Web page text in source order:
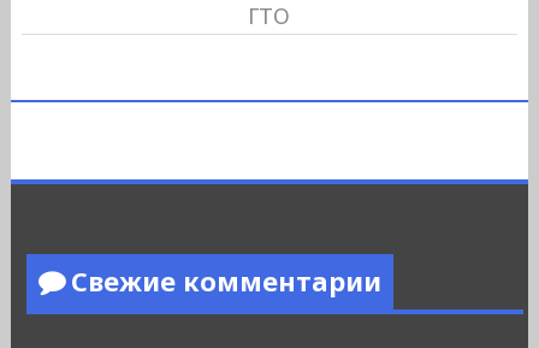
ГТО
Свежие комментарии